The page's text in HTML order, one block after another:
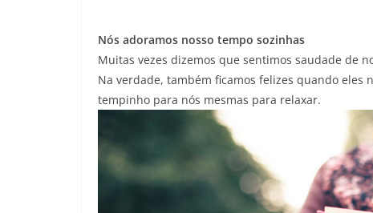
Nós adoramos nosso tempo sozinhas
Muitas vezes dizemos que sentimos saudade de
Na verdade, também ficamos felizes quando
tempinho para nós mesmas para relaxar.